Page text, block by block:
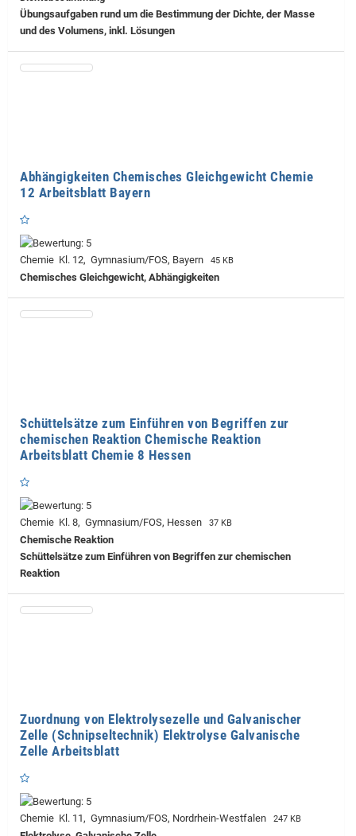
Übungsaufgaben rund um die Bestimmung der Dichte, der Masse
und des Volumens, inkl. Lösungen
Abhängigkeiten Chemisches Gleichgewicht Chemie
12 Arbeitsblatt Bayern
Chemie Kl. 12, Gymnasium/FOS, Bayern 45 KB
Chemisches Gleichgewicht, Abhängigkeiten
Schüttelsätze zum Einführen von Begriffen zur
chemischen Reaktion Chemische Reaktion
Arbeitsblatt Chemie 8 Hessen
Chemie Kl. 8, Gymnasium/FOS, Hessen 37 KB
Chemische Reaktion
Schüttelsätze zum Einführen von Begriffen zur chemischen
Reaktion
Zuordnung von Elektrolysezelle und Galvanischer
Zelle (Schnipseltechnik) Elektrolyse Galvanische
Zelle Arbeitsblatt
Chemie Kl. 11, Gymnasium/FOS, Nordrhein-Westfalen 247 KB